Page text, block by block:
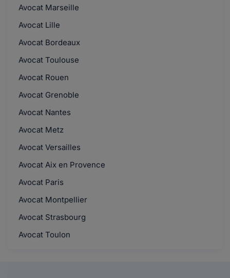
Avocat Marseille
Avocat Lille
Avocat Bordeaux
Avocat Toulouse
Avocat Rouen
Avocat Grenoble
Avocat Nantes
Avocat Metz
Avocat Versailles
Avocat Aix en Provence
Avocat Paris
Avocat Montpellier
Avocat Strasbourg
Avocat Toulon